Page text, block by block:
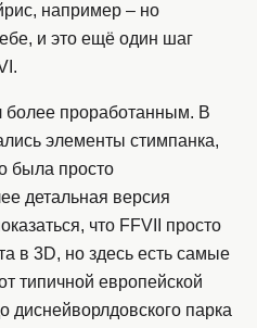
например – но
и это ещё один шаг
более проработанным. В
элементы стимпанка,
была просто
детальная версия
что FFVII просто
в 3D, но здесь есть самые
типичной европейской
парка